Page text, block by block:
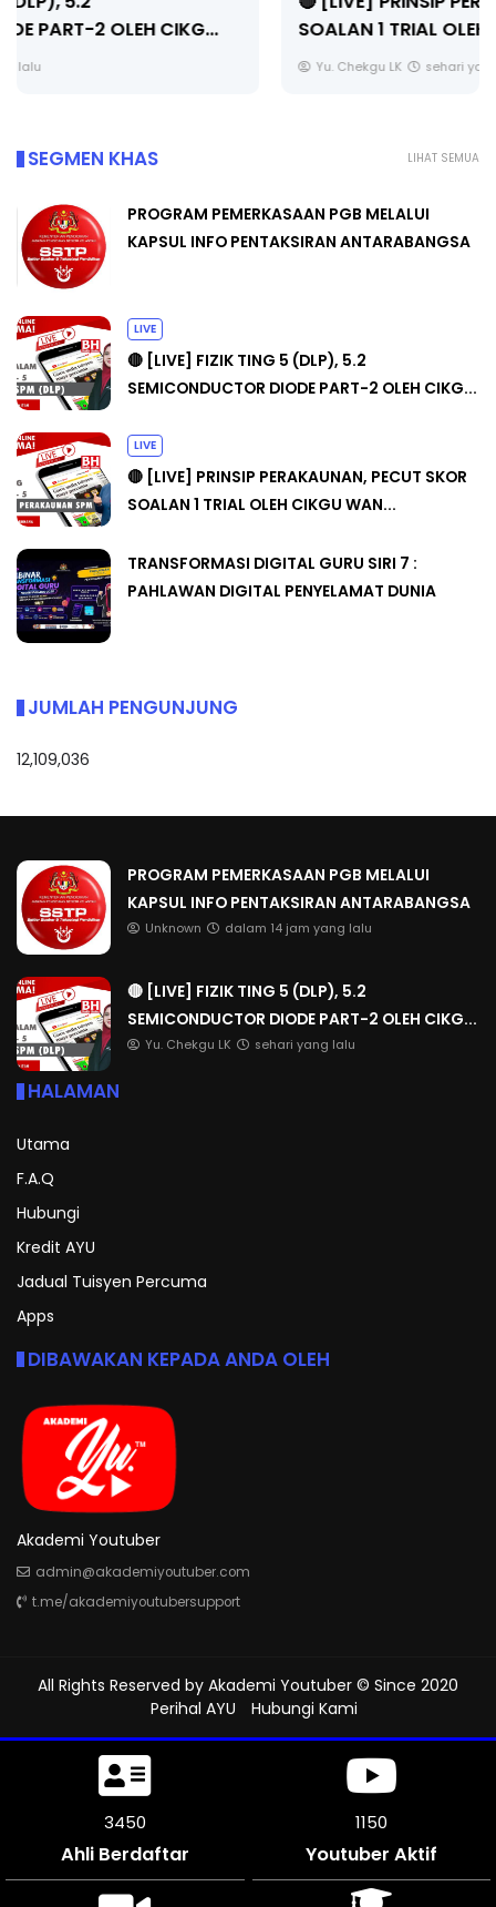
SOALAN 1 TRIAL OLEH CIKGU WAN...
LIHAT SEMUA
SEGMEN KHAS
PROGRAM PEMERKASAAN PGB MELALUI
KAPSUL INFO PENTAKSIRAN ANTARABANGSA
LIVE
🔴 [LIVE] FIZIK TING 5 (DLP), 5.2
SEMICONDUCTOR DIODE PART-2 OLEH CIKG...
LIVE
🔴 [LIVE] PRINSIP PERAKAUNAN, PECUT SKOR
SOALAN 1 TRIAL OLEH CIKGU WAN...
TRANSFORMASI DIGITAL GURU SIRI 7 :
PAHLAWAN DIGITAL PENYELAMAT DUNIA
JUMLAH PENGUNJUNG
12,109,036
PROGRAM PEMERKASAAN PGB MELALUI
KAPSUL INFO PENTAKSIRAN ANTARABANGSA
Unknown dalam 14 jam yang lalu
🔴 [LIVE] FIZIK TING 5 (DLP), 5.2
SEMICONDUCTOR DIODE PART-2 OLEH CIKG...
Yu. Chekgu LK sehari yang lalu
HALAMAN
Utama
F.A.Q
Hubungi
Kredit AYU
Jadual Tuisyen Percuma
Apps
DIBAWAKAN KEPADA ANDA OLEH
Akademi Youtuber
admin@akademiyoutuber.com
t.me/akademiyoutubersupport
All Rights Reserved by Akademi Youtuber © Since 2020
Perihal AYU
Hubungi Kami
3813
Ahli Berdaftar
1270
Youtuber Aktif